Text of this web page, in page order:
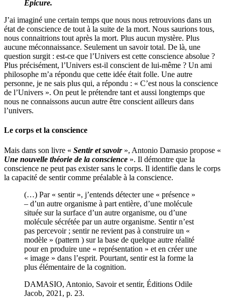
Épicure.
J’ai imaginé une certain temps que nous nous retrouvions dans un
état de conscience de tout à la suite de la mort. Nous saurions tous,
nous connaitrions tout après la mort. Plus aucun mystère. Plus
aucune méconnaissance. Seulement un savoir total. De là, une
question surgit : est-ce que l’Univers est cette conscience absolue ?
Plus précisément, l’Univers est-il conscient de lui-même ? Un ami
philosophe m’a répondu que cette idée était folle. Une autre
personne, je ne sais plus qui, a répondu : « C’est nous la conscience
de l’Univers ». On peut le prétendre tant et aussi longtemps que
nous ne connaissons aucun autre être conscient ailleurs dans
l’univers.
Le corps et la conscience
Mais dans son livre « Sentir et savoir», Antonio Damasio propose «
Une nouvelle théorie de la conscience ». Il démontre que la
conscience ne peut pas exister sans le corps. Il identifie dans le corps
la capacité de sentir comme préalable à la conscience.
(…) Par « sentir », j’entends détecter une « présence »
– d’un autre organisme à part entière, d’une molécule
située sur la surface d’un autre organisme, ou d’une
molécule sécrétée par un autre organisme. Sentir n’est
pas percevoir ; sentir ne revient pas à construire un «
modèle » (pattern ) sur la base de quelque autre réalité
pour en produire une « représentation » et en créer une
« image » dans l’esprit. Pourtant, sentir est la forme la
plus élémentaire de la cognition.
DAMASIO, Antonio, Savoir et sentir, Éditions Odile
Jacob, 2021, p. 23.